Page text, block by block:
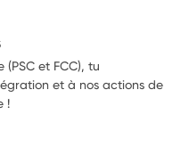
et FCC), tu
et à nos actions de
!